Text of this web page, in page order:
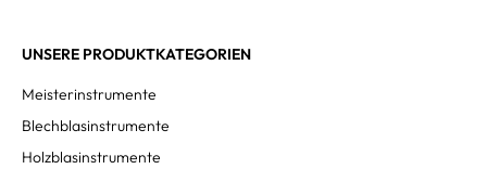
UNSERE PRODUKTKATEGORIEN
Meisterinstrumente
Blechblasinstrumente
Holzblasinstrumente